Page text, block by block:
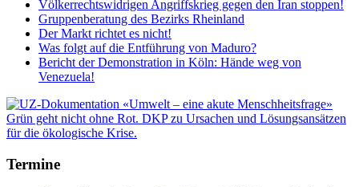
Völkerrechtswidrigen Angriffskrieg gegen den Iran stoppen!
Gruppenberatung des Bezirks Rheinland
Der Markt richtet es nicht!
Was folgt auf die Entführung von Maduro?
Bericht der Demonstration in Köln: Hände weg von
Venezuela!
Termine